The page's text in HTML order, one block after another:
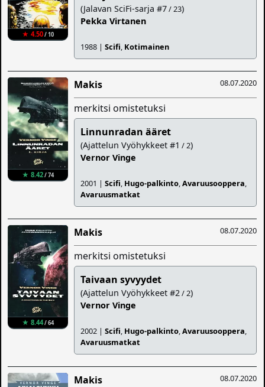
★ 4.50/ 10
(Jalavan SciFi-sarja #7/ 23)
Pekka Virtanen
1988 |Scifi, Kotimainen
★ 8.42/ 74
08.07.2020
Makis
merkitsi omistetuksi
Linnunradan ääret
(Ajattelun Vyöhykkeet #1 / 2)
Vernor Vinge
2001 |Scifi, Hugo-palkinto,Avaruusooppera,
Avaruusmatkat
★ 8.44/ 64
08.07.2020
Makis
merkitsi omistetuksi
Taivaan syvyydet
(Ajattelun Vyöhykkeet #2/ 2)
Vernor Vinge
2002 |Scifi, Hugo-palkinto,Avaruusooppera,
Avaruusmatkat
08.07.2020
Makis